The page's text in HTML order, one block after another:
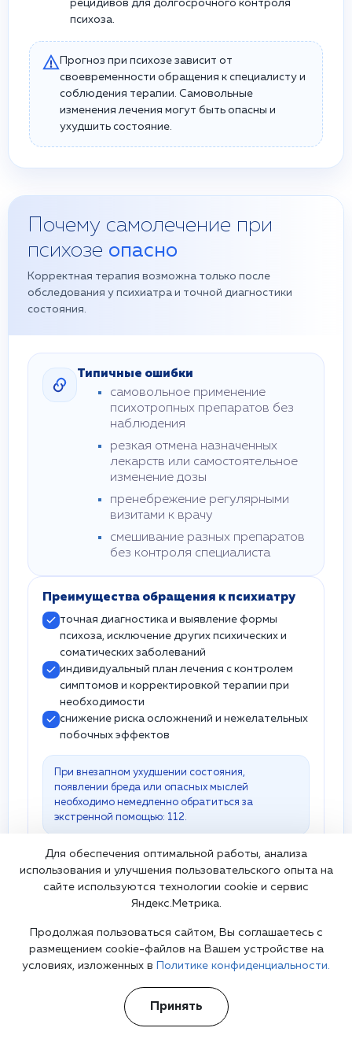
рецидивов для долгосрочного контроля
психоза.
Прогноз при психозе зависит от
своевременности обращения к специалисту и
соблюдения терапии. Самовольные
изменения лечения могут быть опасны и
ухудшить состояние.
Почему самолечение при
психозе опасно
Корректная терапия возможна только после
обследования у психиатра и точной диагностики
состояния.
Типичные ошибки
самовольное применение
психотропных препаратов без
наблюдения
резкая отмена назначенных
лекарств или самостоятельное
изменение дозы
пренебрежение регулярными
визитами к врачу
смешивание разных препаратов
без контроля специалиста
Преимущества обращения к психиатру
точная диагностика и выявление формы
психоза, исключение других психических и
соматических заболеваний
индивидуальный план лечения с контролем
симптомов и корректировкой терапии при
необходимости
снижение риска осложнений и нежелательных
побочных эффектов
При внезапном ухудшении состояния,
появлении бреда или опасных мыслей
необходимо немедленно обратиться за
экстренной помощью: 112.
других?
✅Гарантия анонимности 📞 +7(812) 241 14
32 🚑 Выезжаем круглосуточно в
Для обеспечения оптимальной работы, анализа
использования и улучшения пользовательского опыта на
сайте используются технологии cookie и сервис
Яндекс.Метрика.
Продолжая пользоваться сайтом, Вы соглашаетесь с
размещением cookie-файлов на Вашем устройстве на
условиях, изложенных в
Политике конфиденциальности.
Принять